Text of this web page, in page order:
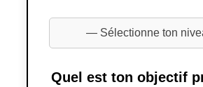
Quel est ton objectif